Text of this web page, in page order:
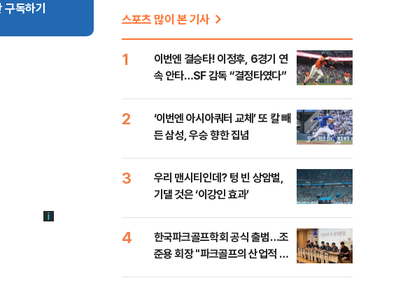
구독하기
스포츠 많이 본 기사
1
이번엔 결승타! 이정후, 6경기 연
속 안타…SF 감독 “결정타였다”
2
‘이번엔 아시아쿼터 교체’ 또 칼 빼
든 삼성, 우승 향한 집념
3
우리 맨시티인데? 텅 빈 상암벌,
기댈 것은 ‘이강인 효과’
4
한국파크골프학회 공식 출범…조
준용 회장 "파크골프의 산업적 성